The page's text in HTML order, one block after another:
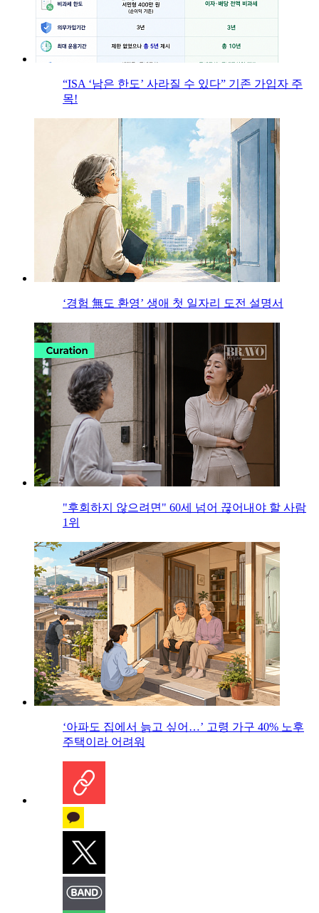
“ISA ‘남은 한도’ 사라질 수 있다” 기존 가입자 주
목!
‘경험 無도 환영’ 생애 첫 일자리 도전 설명서
"후회하지 않으려면" 60세 넘어 끊어내야 할 사람
1위
‘아파도 집에서 늙고 싶어…’ 고령 가구 40% 노후
주택이라 어려워